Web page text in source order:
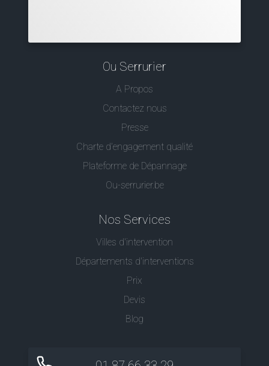
Ou Serrurier
A Propos
Contactez nous
Presse
Charte d’engagement qualité
Plateforme de Dépannage
Ou-serrurier.be
Nos Services
Villes d'intervention
Départements d'interventions
Prix
Devis
Blog